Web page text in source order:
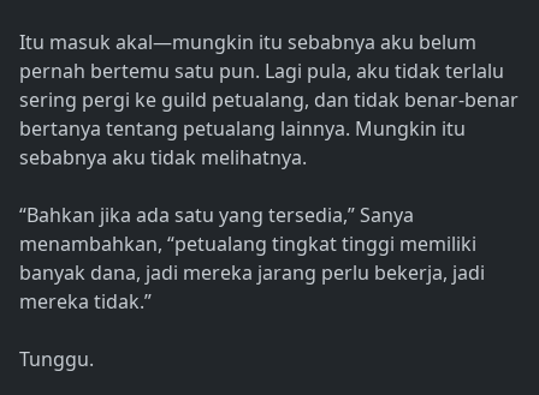
Itu masuk akal—mungkin itu sebabnya aku belum
pernah bertemu satu pun. Lagi pula, aku tidak terlalu
sering pergi ke guild petualang, dan tidak benar-benar
bertanya tentang petualang lainnya. Mungkin itu
sebabnya aku tidak melihatnya.
“Bahkan jika ada satu yang tersedia,” Sanya
menambahkan, “petualang tingkat tinggi memiliki
banyak dana, jadi mereka jarang perlu bekerja, jadi
mereka tidak.”
Tunggu.